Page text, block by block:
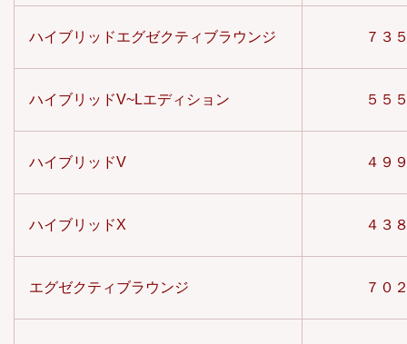
ハイブリッドエグゼクティブラウンジ ７３
ハイブリッドV~Lエディション ５５
ハイブリッドV ４９
ハイブリッドX ４３
エグゼクティブラウンジ ７０